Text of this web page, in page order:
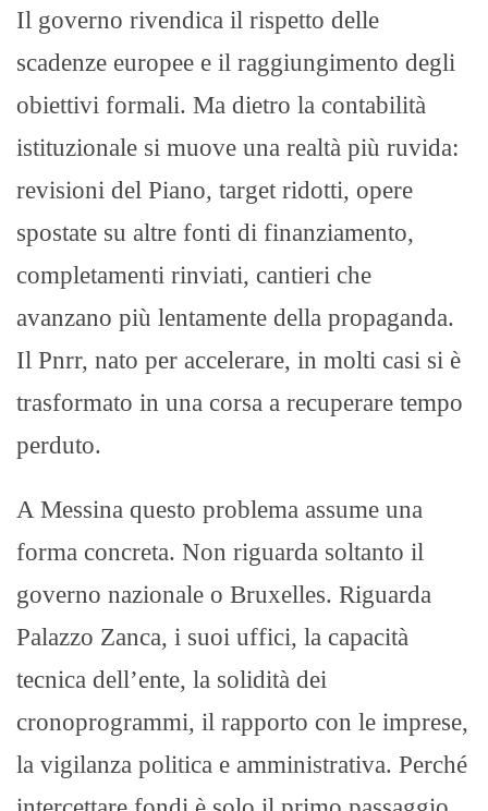
Il governo rivendica il rispetto delle
scadenze europee e il raggiungimento degli
obiettivi formali. Ma dietro la contabilità
istituzionale si muove una realtà più ruvida:
revisioni del Piano, target ridotti, opere
spostate su altre fonti di finanziamento,
completamenti rinviati, cantieri che
avanzano più lentamente della propaganda.
Il Pnrr, nato per accelerare, in molti casi si è
trasformato in una corsa a recuperare tempo
perduto.
A Messina questo problema assume una
forma concreta. Non riguarda soltanto il
governo nazionale o Bruxelles. Riguarda
Palazzo Zanca, i suoi uffici, la capacità
tecnica dell’ente, la solidità dei
cronoprogrammi, il rapporto con le imprese,
la vigilanza politica e amministrativa. Perché